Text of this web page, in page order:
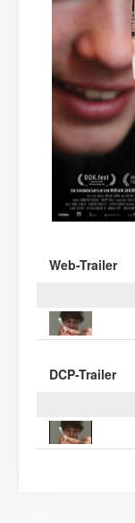
Web-Trailer
DCP-Trailer